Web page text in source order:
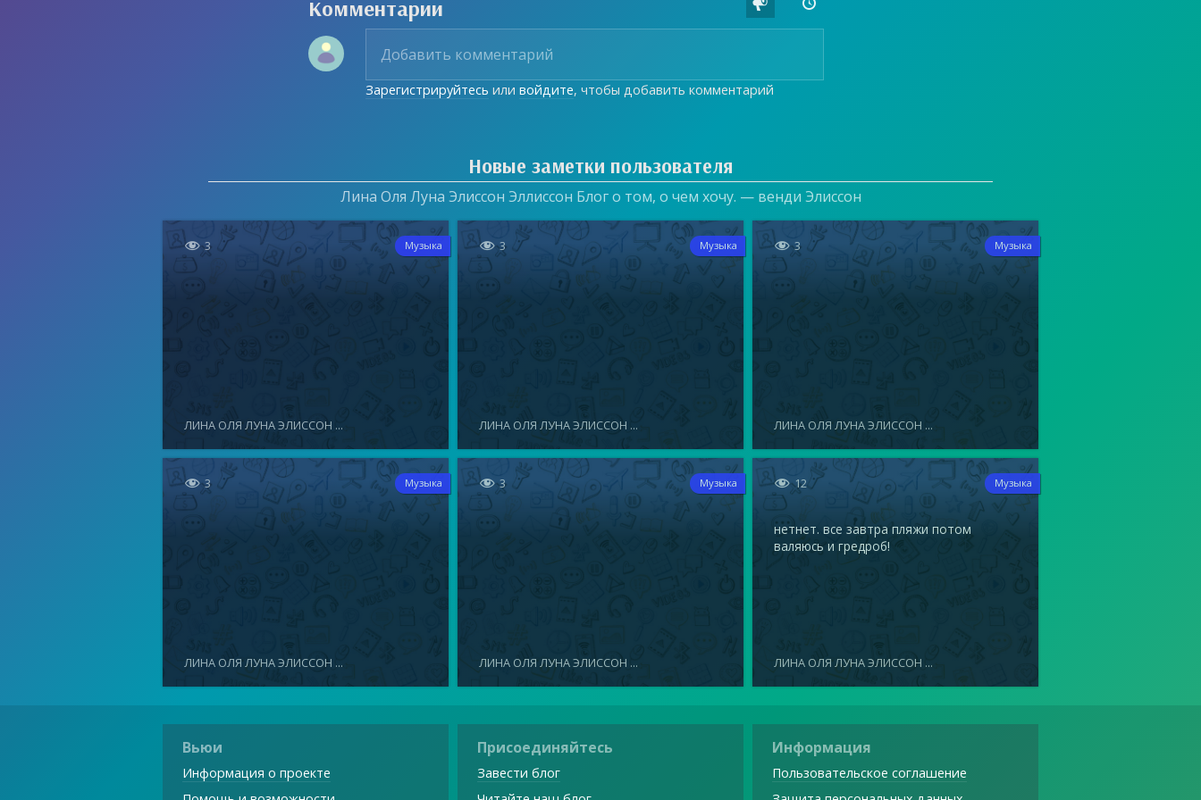
Комментарии
Зарегистрируйтесь иливойдите, чтобы добавить комментарий
Новые заметки пользователя
Лина Оля Луна Элиссон Эллиссон Блог о том, о чем хочу. — венди Элиссон
 3 Музыка
ЛИНА ОЛЯ ЛУНА ЭЛИССОН ...
 3 Музыка
ЛИНА ОЛЯ ЛУНА ЭЛИССОН ...
 3 Музыка
ЛИНА ОЛЯ ЛУНА ЭЛИССОН ...
 3 Музыка
ЛИНА ОЛЯ ЛУНА ЭЛИССОН ...
 3 Музыка
ЛИНА ОЛЯ ЛУНА ЭЛИССОН ...
 12 Музыка
нетнет. все завтра пляжи потом
валяюсь и гредроб!
ЛИНА ОЛЯ ЛУНА ЭЛИССОН ...
Вьюи
Информация о проекте
Присоединяйтесь
Завести блог
Информация
Пользовательское соглашение